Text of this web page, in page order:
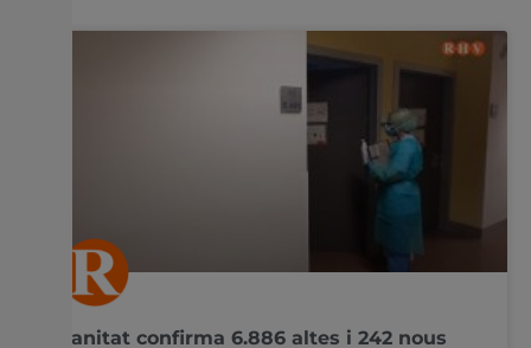
Sanitat confirma 6.886 altes i 242 nous